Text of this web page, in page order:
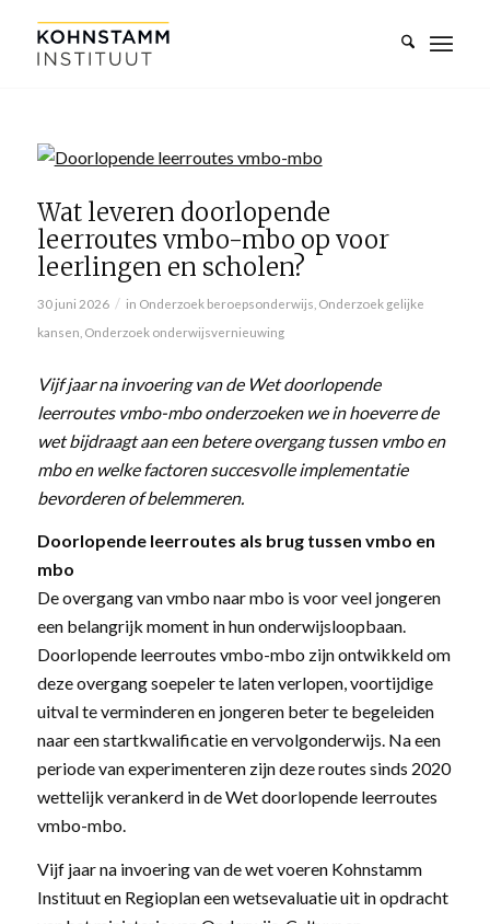
Wat leveren doorlopende
leerroutes vmbo-mbo op voor
leerlingen en scholen?
30 juni 2026 / in Onderzoek beroepsonderwijs Onderzoek gelijke
kansen Onderzoek onderwijsvernieuwing
Vijf jaar na invoering van de Wet doorlopende
leerroutes vmbo-mbo onderzoeken we in hoeverre de
wet bijdraagt aan een betere overgang tussen vmbo en
mbo en welke factoren succesvolle implementatie
bevorderen of belemmeren.
Doorlopende leerroutes als brug tussen vmbo en
mbo
De overgang van vmbo naar mbo is voor veel jongeren
een belangrijk moment in hun onderwijsloopbaan.
Doorlopende leerroutes vmbo-mbo zijn ontwikkeld om
deze overgang soepeler te laten verlopen, voortijdige
uitval te verminderen en jongeren beter te begeleiden
naar een startkwalificatie en vervolgonderwijs. Na een
periode van experimenteren zijn deze routes sinds 2020
wettelijk verankerd in de Wet doorlopende leerroutes
vmbo-mbo.
Vijf jaar na invoering van de wet voeren Kohnstamm
Instituut en Regioplan een wetsevaluatie uit in opdracht